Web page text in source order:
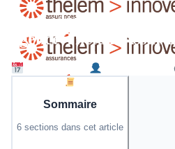
Bruz : lancement
agence Thélem
Sommaire
6 sections dans cet article